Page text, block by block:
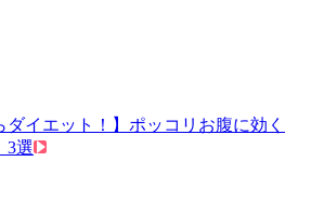
ダイエット！】ポッコリお腹に効く
3選